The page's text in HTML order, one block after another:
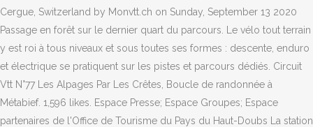
Cergue, Switzerland by Monvtt.ch on Sunday, September 13 2020
Passage en forêt sur le dernier quart du parcours. Le vélo tout terrain
y est roi à tous niveaux et sous toutes ses formes : descente, enduro
et électrique se pratiquent sur les pistes et parcours dédiés. Circuit
Vtt N°77 Les Alpages Par Les Crêtes, Boucle de randonnée à
Métabief. 1,596 likes. Espace Presse; Espace Groupes; Espace
partenaires de l'Office de Tourisme du Pays du Haut-Doubs La station